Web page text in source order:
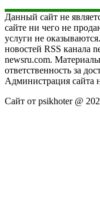
Данный сайт не
сайте ни чего не
услуги не
новостей RSS канала
newsru.com.
ответственность за
Администрация сайта
Сайт от psikhoter @